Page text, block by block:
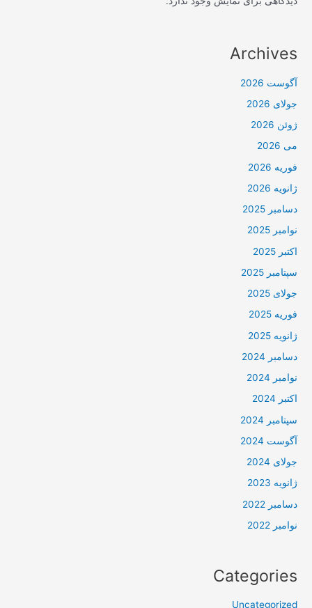
Archives
آگوست 2026
جولای 2026
ژوئن 2026
می 2026
فوریه 2026
ژانویه 2026
دسامبر 2025
نوامبر 2025
اکتبر 2025
سپتامبر 2025
جولای 2025
فوریه 2025
ژانویه 2025
دسامبر 2024
نوامبر 2024
اکتبر 2024
سپتامبر 2024
آگوست 2024
جولای 2024
ژانویه 2023
دسامبر 2022
نوامبر 2022
Categories
Uncategorized